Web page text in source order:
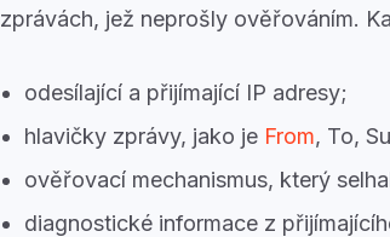
zprávách, jež neprošly ověřováním.
odesílající a přijímající IP adresy;
hlavičky zprávy, jako je From, To,
ověřovací mechanismus, který
diagnostické informace z